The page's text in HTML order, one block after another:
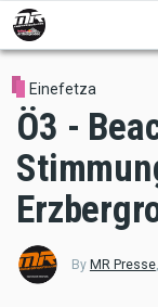
Skip
to
main
content
Einefetza
Ö3 -
By MR Presse,